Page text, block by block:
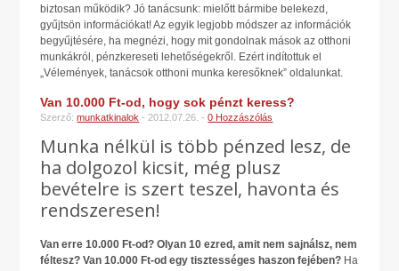
biztosan működik? Jó tanácsunk: mielőtt bármibe belekezd,
gyűjtsön információkat! Az egyik legjobb módszer az információk
begyűjtésére, ha megnézi, hogy mit gondolnak mások az otthoni
munkákról, pénzkereseti lehetőségekről. Ezért indítottuk el
„Vélemények, tanácsok otthoni munka keresőknek” oldalunkat.
Van 10.000 Ft-od, hogy sok pénzt keress?
Szerző:munkatkinalok - 2012.07.26. -0 Hozzászólás
Munka nélkül is több pénzed lesz, de
ha dolgozol kicsit, még plusz
bevételre is szert teszel, havonta és
rendszeresen!
Van erre 10.000 Ft-od? Olyan 10 ezred, amit nem sajnálsz, nem
féltesz? Van 10.000 Ft-od egy tisztességes haszon fejében? Ha